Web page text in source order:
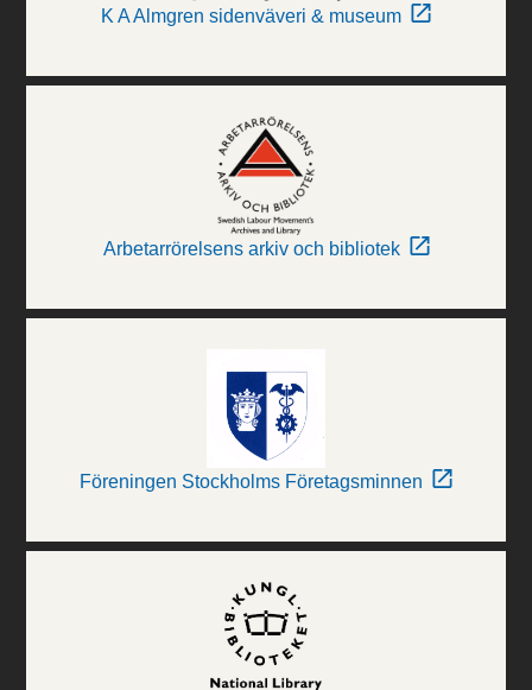
K A Almgren sidenväveri & museum
Arbetarrörelsens arkiv och bibliotek
Föreningen Stockholms Företagsminnen